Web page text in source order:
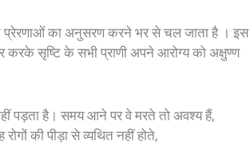
प्रेरणाओं का अनुसरण करने भर से चल जाता है । इस
करके सृष्टि के सभी प्राणी अपने आरोग्य को अक्षुण्ण
पड़ता है। समय आने पर वे मरते तो अवश्य हैं,
की पीड़ा से व्यथित नहीं होते,